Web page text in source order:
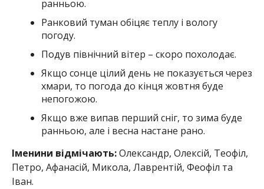
ранньою.
Ранковий туман обіцяє теплу і вологу
погоду.
Подув північний вітер – скоро похолодає.
Якщо сонце цілий день не показується через
хмари, то погода до кінця жовтня буде
непогожою.
Якщо вже випав перший сніг, то зима буде
ранньою, але і весна настане рано.
Іменини відмічають:Олександр, Олексій, Теофіл,
Петро, Афанасій, Микола, Лаврентій, Феофіл та
Іван.